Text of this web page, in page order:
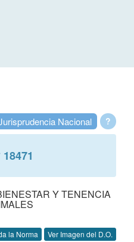
?
Nacional
18471
Y TENENCIA
la Norma Ver Imagen del D.O.